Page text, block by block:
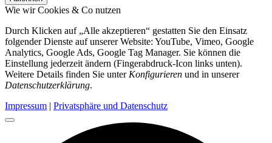
Wie wir Cookies & Co nutzen
Durch Klicken auf „Alle akzeptieren“ gestatten Sie den Einsatz
folgender Dienste auf unserer Website: YouTube, Vimeo, Google
Analytics, Google Ads, Google Tag Manager. Sie können die
Einstellung jederzeit ändern (Fingerabdruck-Icon links unten).
Weitere Details finden Sie unter Konfigurieren und in unserer
Datenschutzerklärung.
Impressum | Privatsphäre und Datenschutz